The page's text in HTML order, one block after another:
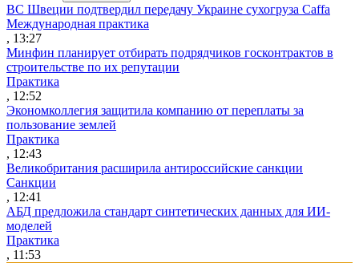
ВС Швеции подтвердил передачу Украине сухогруза Caffa
Международная практика
, 13:27
Минфин планирует отбирать подрядчиков госконтрактов в
строительстве по их репутации
Практика
, 12:52
Экономколлегия защитила компанию от переплаты за
пользование землей
Практика
, 12:43
Великобритания расширила антироссийские санкции
Санкции
, 12:41
АБД предложила стандарт синтетических данных для ИИ-
моделей
Практика
, 11:53